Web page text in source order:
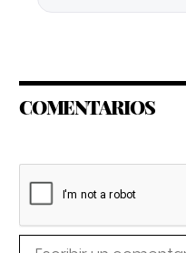
COMENTARIOS